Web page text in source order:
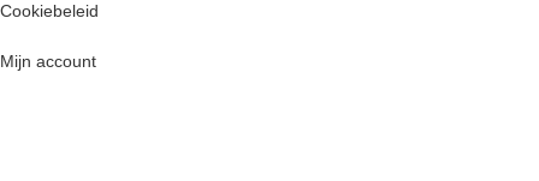
Cookiebeleid
Mijn account